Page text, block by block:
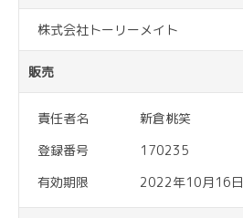
株式会社トーリーメイト
販売
責任者名
新倉桃笑
登録番号
170235
有効期限
2022年10月16日